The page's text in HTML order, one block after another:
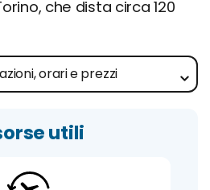
che dista circa 120
orari e prezzi
utili